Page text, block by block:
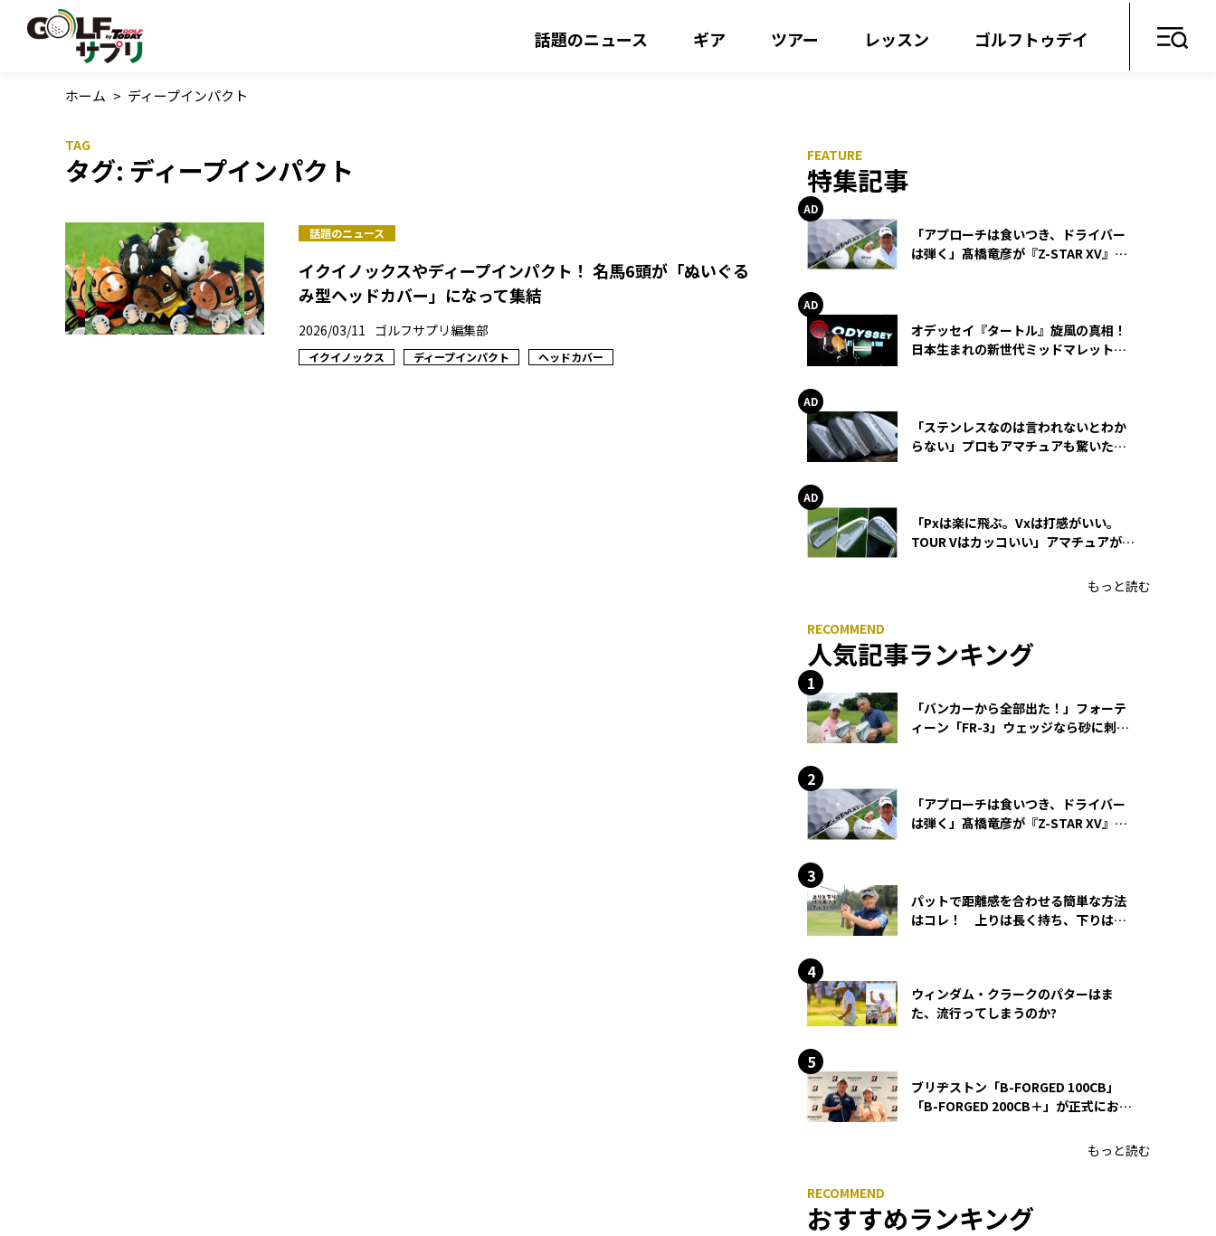
話題のニュース ギア ツアー レッスン ゴルフトゥデイ
ホーム > ディープインパクト
タグ: ディープインパクト
話題のニュース
イクイノックスやディープインパクト！ 名馬6頭が「ぬいぐる
み型ヘッドカバー」になって集結
2026/03/11 ゴルフサプリ編集部
イクイノックス ディープインパクト ヘッドカバー
特集記事
「アプローチは食いつき、ドライバー
は弾く」髙橋竜彦が『Z-STAR XV』を
オデッセイ『タートル』旋風の真相！
日本生まれの新世代ミッドマレットが
「ステンレスなのは言われないとわか
らない」プロもアマチュアも驚いた
「Pxは楽に飛ぶ。Vxは打感がいい。
TOUR Vはカッコいい」アマチュアが選
もっと読む
人気記事ランキング
「バンカーから全部出た！」フォーテ
ィーン「FR-3」ウェッジなら砂に刺さ
「アプローチは食いつき、ドライバー
は弾く」髙橋竜彦が『Z-STAR XV』を
パットで距離感を合わせる簡単な方法
はコレ！ 上りは長く持ち、下りは短
ウィンダム・クラークのパターはま
た、流行ってしまうのか?
ブリヂストン「B-FORGED 100CB」
「B-FORGED 200CB＋」が正式にお披
もっと読む
おすすめランキング